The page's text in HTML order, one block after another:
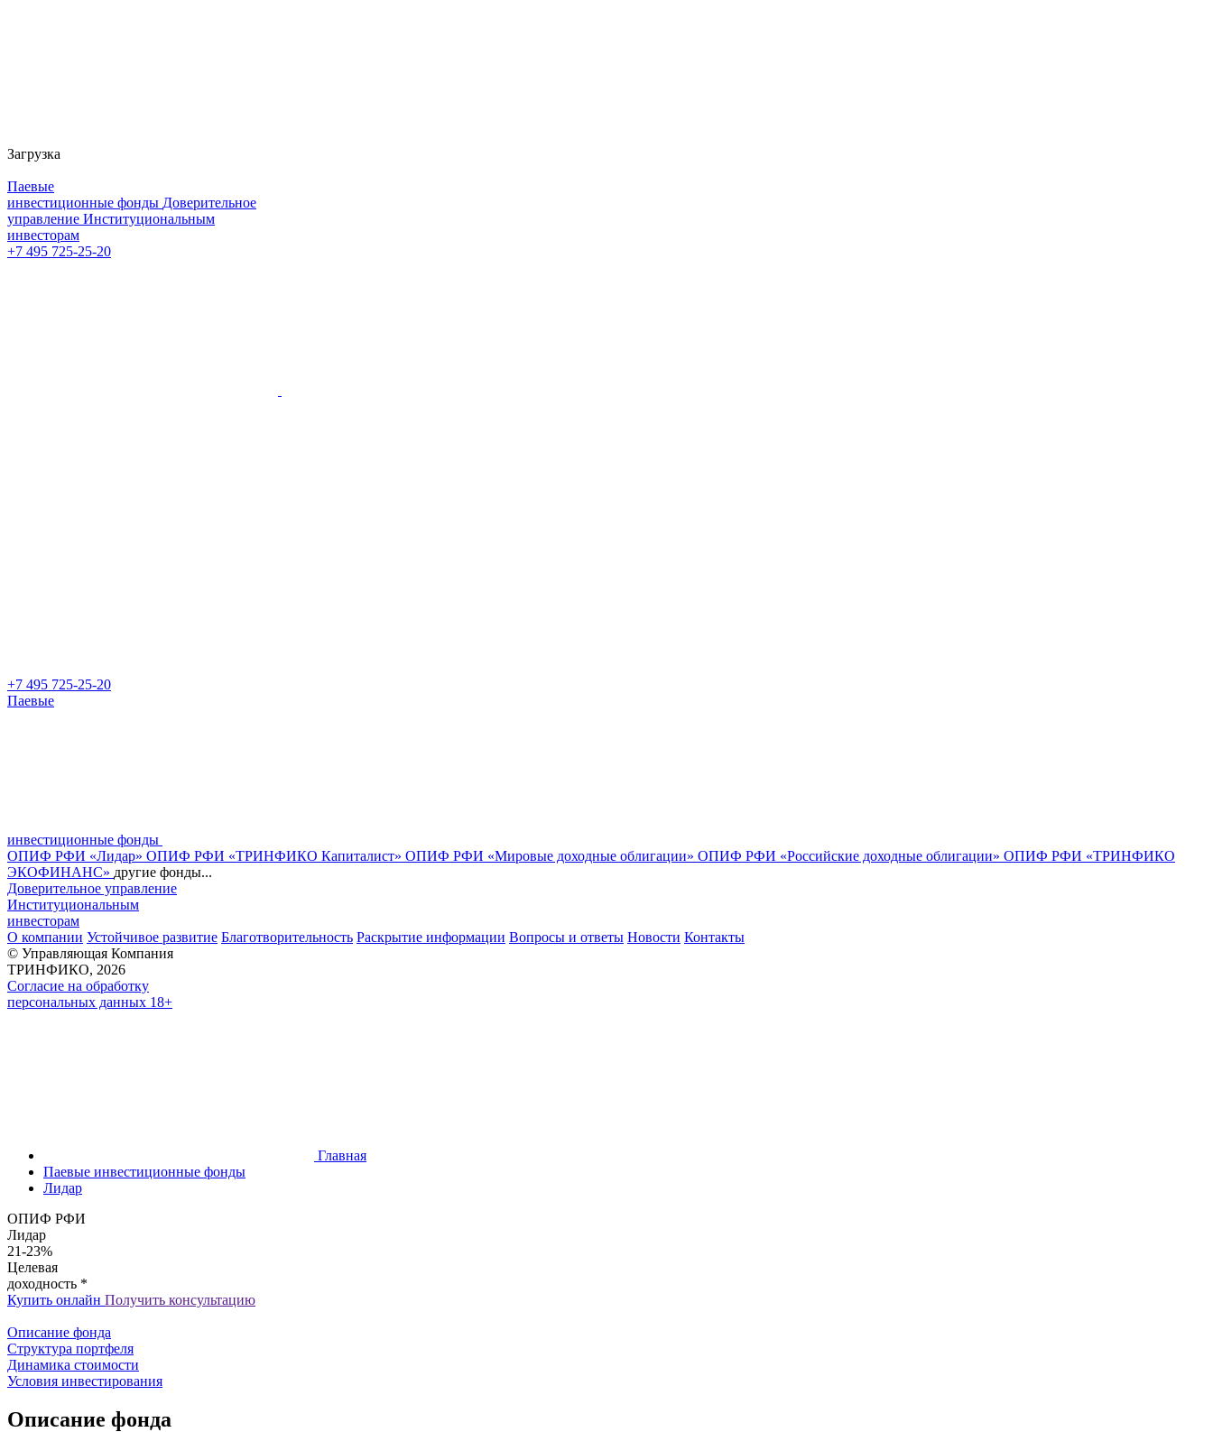
Загрузка
Паевые
инвестиционные фонды Доверительное
управление Институциональным
инвесторам
+7 495 725-25-20
+7 495 725-25-20
Паевые
инвестиционные фонды
ОПИФ РФИ «Лидар» ОПИФ РФИ «ТРИНФИКО Капиталист» ОПИФ РФИ «Мировые доходные облигации» ОПИФ РФИ «Российские доходные облигации» ОПИФ РФИ «ТРИНФИКО
ЭКОФИНАНС» другие фонды...
Доверительное управление
Институциональным
инвесторам
О компании Устойчивое развитие Благотворительность Раскрытие информации Вопросы и ответы Новости Контакты
© Управляющая Компания
ТРИНФИКО, 2026
Согласие на обработку
персональных данных 18+
Главная
Паевые инвестиционные фонды
Лидар
ОПИФ РФИ
Лидар
21-23%
Целевая
доходность *
Купить онлайн Получить консультацию
Описание фонда
Структура портфеля
Динамика стоимости
Условия инвестирования
Описание фонда